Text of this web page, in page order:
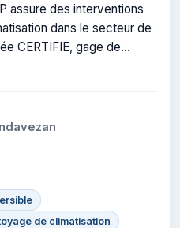
assure des interventions
dans le secteur de
CERTIFIE, gage de
réalisées.
de climatisation